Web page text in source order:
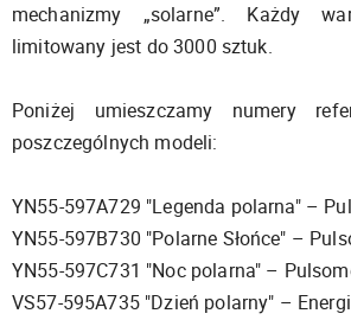
mechanizmy „solarne”. Każdy
limitowany jest do 3000 sztuk.
Poniżej umieszczamy numery
poszczególnych modeli:
YN55-597A729 "Legenda polarna" –
YN55-597B730 "Polarne Słońce" –
YN55-597C731 "Noc polarna" –
VS57-595A735 "Dzień polarny" –